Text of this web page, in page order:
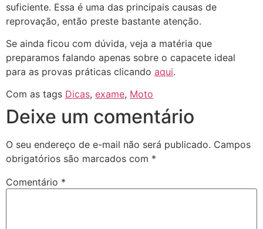
suficiente. Essa é uma das principais causas de
reprovação, então preste bastante atenção.
Se ainda ficou com dúvida, veja a matéria que
preparamos falando apenas sobre o capacete ideal
para as provas práticas clicando aqui.
Com as tags Dicas, exame, Moto
Deixe um comentário
O seu endereço de e-mail não será publicado. Campos
obrigatórios são marcados com *
Comentário *